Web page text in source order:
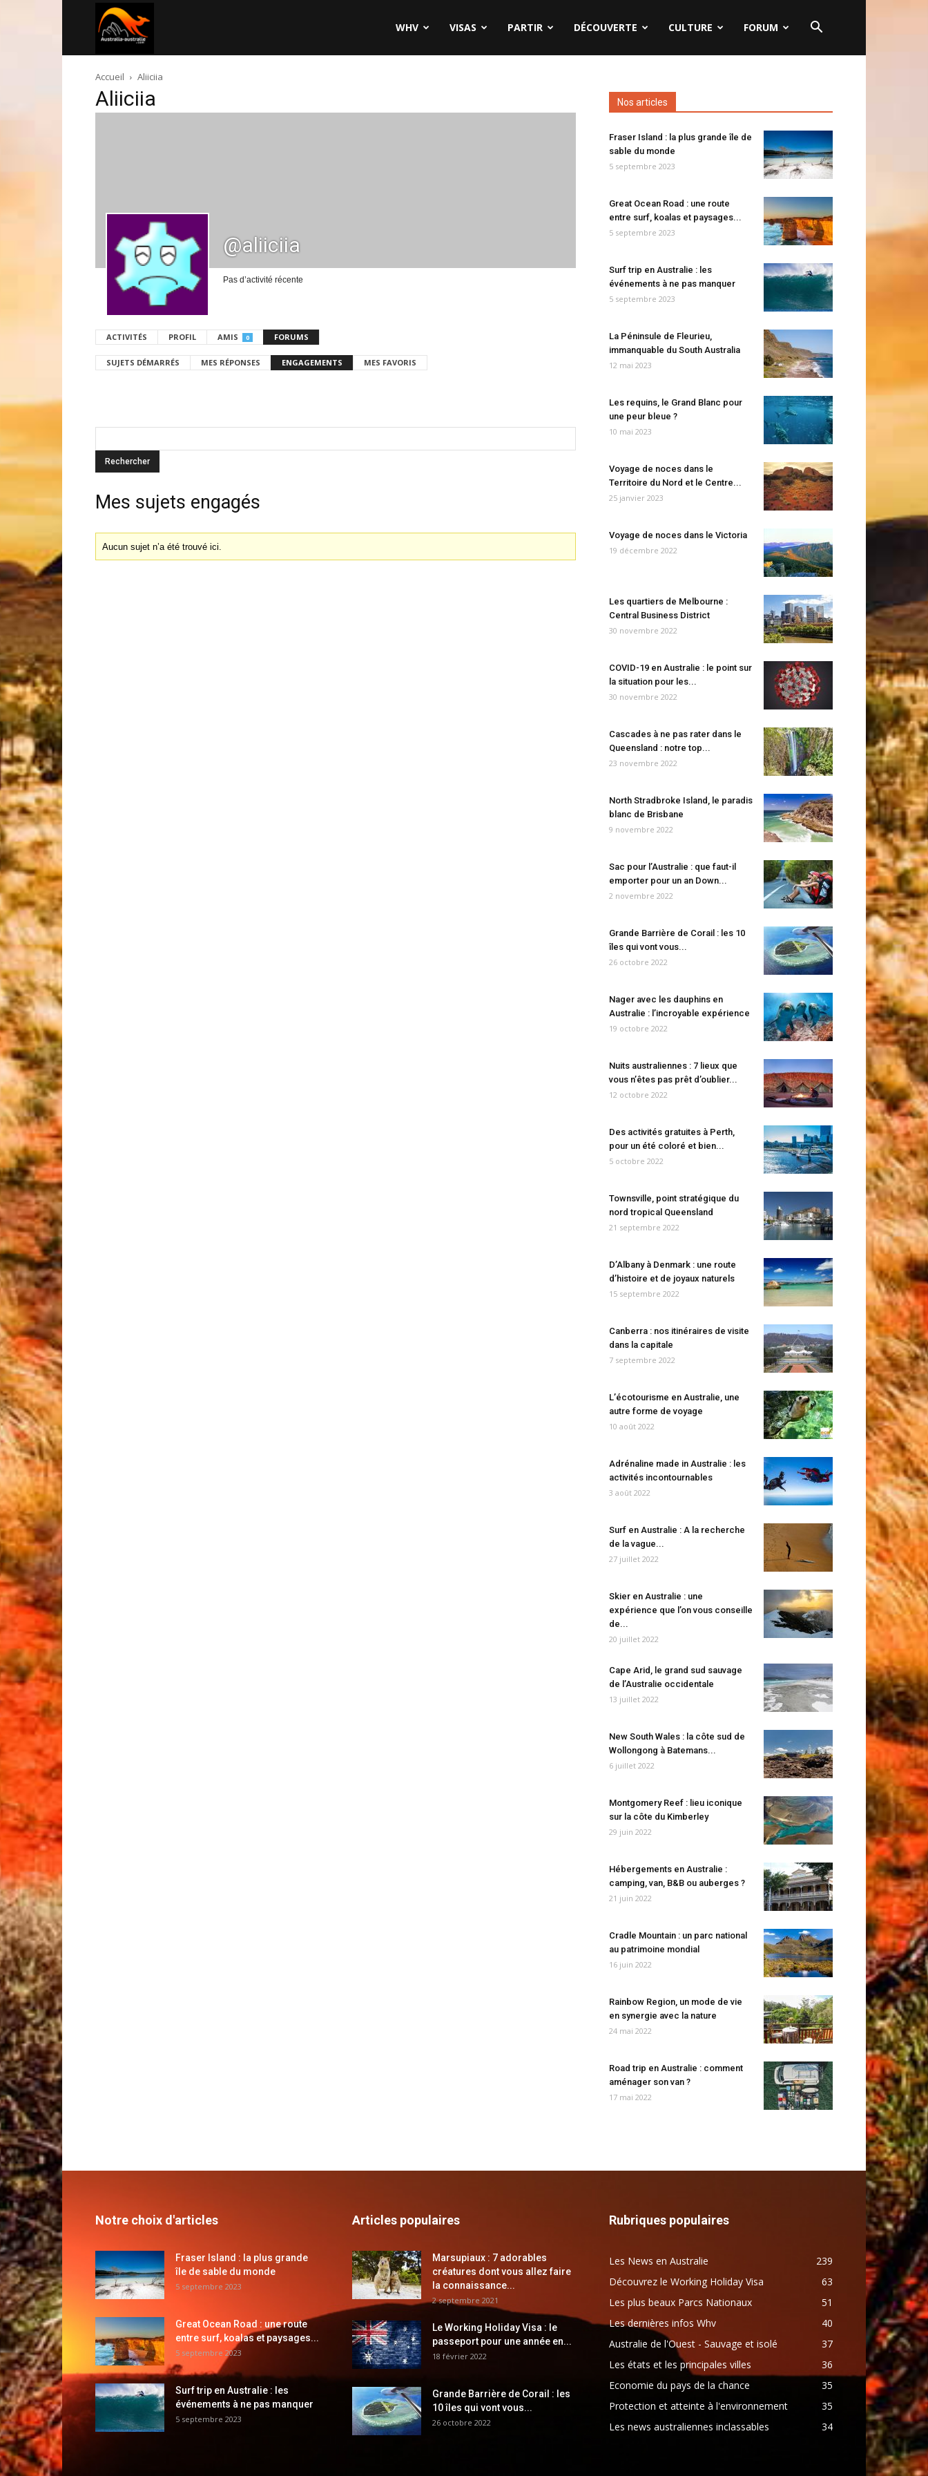
australie.com
WHV VISAS PARTIR DÉCOUVERTE CULTURE FORUM
Accueil Aliiciia
Aliiciia
@aliiciia
Pas d’activité récente
ACTIVITÉS PROFIL AMIS 0 FORUMS
SUJETS DÉMARRÉS MES RÉPONSES ENGAGEMENTS MES FAVORIS
Mes sujets engagés
Aucun sujet n’a été trouvé ici.
Nos articles
Fraser Island : la plus grande île de
sable du monde
5 septembre 2023
Great Ocean Road : une route
entre surf, koalas et paysages...
5 septembre 2023
Surf trip en Australie : les
événements à ne pas manquer
5 septembre 2023
La Péninsule de Fleurieu,
immanquable du South Australia
12 mai 2023
Les requins, le Grand Blanc pour
une peur bleue ?
10 mai 2023
Voyage de noces dans le
Territoire du Nord et le Centre...
25 janvier 2023
Voyage de noces dans le Victoria
19 décembre 2022
Les quartiers de Melbourne :
Central Business District
30 novembre 2022
COVID-19 en Australie : le point sur
la situation pour les...
30 novembre 2022
Cascades à ne pas rater dans le
Queensland : notre top...
23 novembre 2022
North Stradbroke Island, le paradis
blanc de Brisbane
9 novembre 2022
Sac pour l’Australie : que faut-il
emporter pour un an Down...
2 novembre 2022
Grande Barrière de Corail : les 10
îles qui vont vous...
26 octobre 2022
Nager avec les dauphins en
Australie : l’incroyable expérience
19 octobre 2022
Nuits australiennes : 7 lieux que
vous n’êtes pas prêt d’oublier...
12 octobre 2022
Des activités gratuites à Perth,
pour un été coloré et bien...
5 octobre 2022
Townsville, point stratégique du
nord tropical Queensland
21 septembre 2022
D’Albany à Denmark : une route
d’histoire et de joyaux naturels
15 septembre 2022
Canberra : nos itinéraires de visite
dans la capitale
7 septembre 2022
L’écotourisme en Australie, une
autre forme de voyage
10 août 2022
Adrénaline made in Australie : les
activités incontournables
3 août 2022
Surf en Australie : A la recherche
de la vague...
27 juillet 2022
Skier en Australie : une
expérience que l’on vous conseille
de...
20 juillet 2022
Cape Arid, le grand sud sauvage
de l’Australie occidentale
13 juillet 2022
New South Wales : la côte sud de
Wollongong à Batemans...
6 juillet 2022
Montgomery Reef : lieu iconique
sur la côte du Kimberley
29 juin 2022
Hébergements en Australie :
camping, van, B&B ou auberges ?
21 juin 2022
Cradle Mountain : un parc national
au patrimoine mondial
16 juin 2022
Rainbow Region, un mode de vie
en synergie avec la nature
24 mai 2022
Road trip en Australie : comment
aménager son van ?
17 mai 2022
Notre choix d'articles
Fraser Island : la plus grande
île de sable du monde
5 septembre 2023
Great Ocean Road : une route
entre surf, koalas et paysages...
5 septembre 2023
Surf trip en Australie : les
événements à ne pas manquer
5 septembre 2023
Articles populaires
Marsupiaux : 7 adorables
créatures dont vous allez faire
la connaissance...
2 septembre 2021
Le Working Holiday Visa : le
passeport pour une année en...
18 février 2022
Grande Barrière de Corail : les
10 îles qui vont vous...
26 octobre 2022
Rubriques populaires
Les News en Australie
239
Découvrez le Working Holiday Visa
63
Les plus beaux Parcs Nationaux
51
Les dernières infos Whv
40
Australie de l'Ouest - Sauvage et isolé
37
Les états et les principales villes
36
Economie du pays de la chance
35
Protection et atteinte à l'environnement
35
Les news australiennes inclassables
34